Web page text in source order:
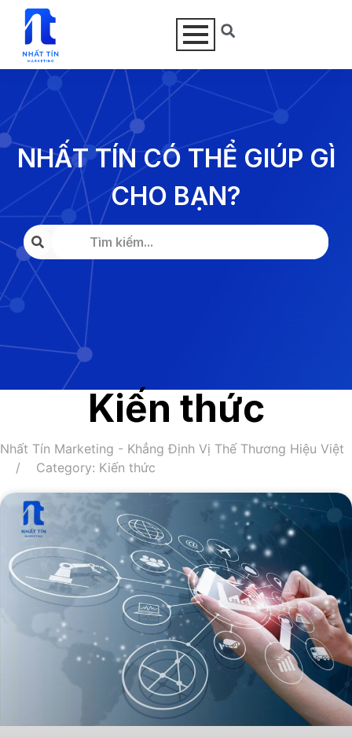
NHẤT TÍN CÓ THỂ GIÚP GÌ
CHO BẠN?
Kiến thức
Nhất Tín Marketing - Khẳng Định Vị Thế Thương Hiệu Việt
Category: Kiến thức